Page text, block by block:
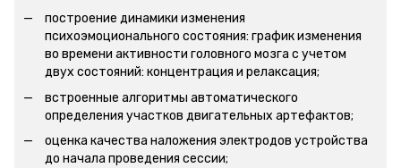
построение динамики изменения
психоэмоционального состояния: график изменения
во времени активности головного мозга с учетом
двух состояний: концентрация и релаксация;
встроенные алгоритмы автоматического
определения участков двигательных артефактов;
оценка качества наложения электродов устройства
до начала проведения сессии;